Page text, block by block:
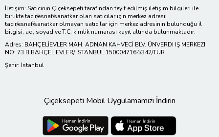
İletişim: Satıcının Çiçeksepeti tarafından teyit edilmiş iletişim bilgileri ile
birlikte tacir/esnaf/sanatkar olan satıcılar için merkez adresi;
tacir/esnaf/sanatkar olmayan satıcılar için merkez adresinin bulunduğu il
bilgisi, ad, soyad ve T.C. kimlik numarası kayıt altında bulunmaktadır.
Adres: BAHÇELİEVLER MAH. ADNAN KAHVECİ BLV. ÜNVERDI IŞ MERKEZI
NO: 73 B BAHÇELİEVLER/ İSTANBUL 1500047164/342/TUR
Şehir: İstanbul
Çiçeksepeti Mobil Uygulamamızı İndirin